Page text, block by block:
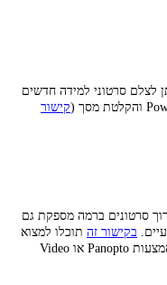
לצלם סרטוני למידה חדשים
קישור
סרטונים ברמה מספקת גם
בקישור זה תוכלו למצוא
הנחיות לעריכת סרטונים באמצעות Panopto או Video